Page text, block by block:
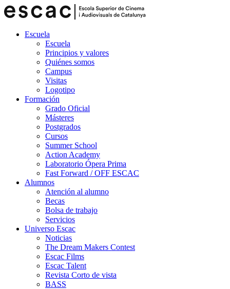
Escuela
Escuela
Principios y valores
Quiénes somos
Campus
Visitas
Logotipo
Formación
Grado Oficial
Másteres
Postgrados
Cursos
Summer School
Action Academy
Laboratorio Ópera Prima
Fast Forward / OFF ESCAC
Alumnos
Atención al alumno
Becas
Bolsa de trabajo
Servicios
Universo Escac
Noticias
The Dream Makers Contest
Escac Films
Escac Talent
Revista Corto de vista
BASS